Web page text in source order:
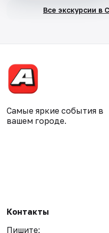
Все экскурсии в
Самые яркие события в
вашем городе.
Контакты
Пишите: